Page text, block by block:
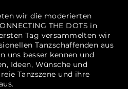
wir die moderierten
THE DOTS in
Tag versammelten wir
Tanzschaffenden aus
uns besser kennen und
Ideen, Wünsche und
Tanzszene und ihre